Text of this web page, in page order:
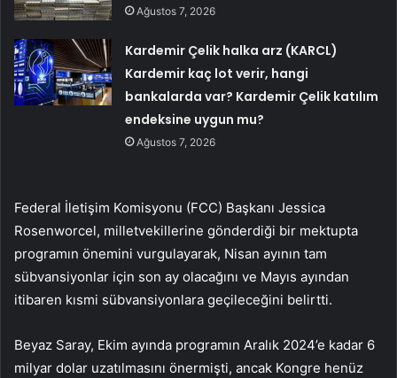
Ağustos 7, 2026
Kardemir Çelik halka arz (KARCL)
Kardemir kaç lot verir, hangi
bankalarda var? Kardemir Çelik katılım
endeksine uygun mu?
Ağustos 7, 2026
Federal İletişim Komisyonu (FCC) Başkanı Jessica
Rosenworcel, milletvekillerine gönderdiği bir mektupta
programın önemini vurgulayarak, Nisan ayının tam
sübvansiyonlar için son ay olacağını ve Mayıs ayından
itibaren kısmi sübvansiyonlara geçileceğini belirtti.
Beyaz Saray, Ekim ayında programın Aralık 2024’e kadar 6
milyar dolar uzatılmasını önermişti, ancak Kongre henüz